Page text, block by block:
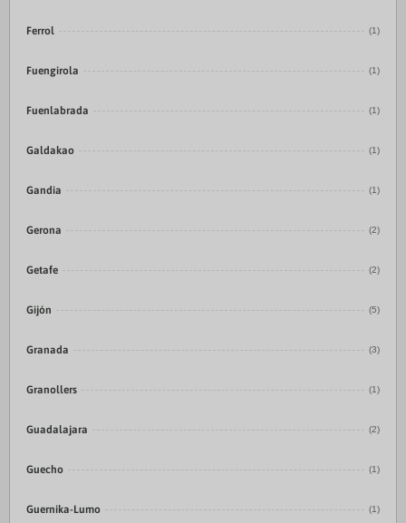
Ferrol (1)
Fuengirola (1)
Fuenlabrada (1)
Galdakao (1)
Gandia (1)
Gerona (2)
Getafe (2)
Gijón (5)
Granada (3)
Granollers (1)
Guadalajara (2)
Guecho (1)
Guernika-Lumo (1)